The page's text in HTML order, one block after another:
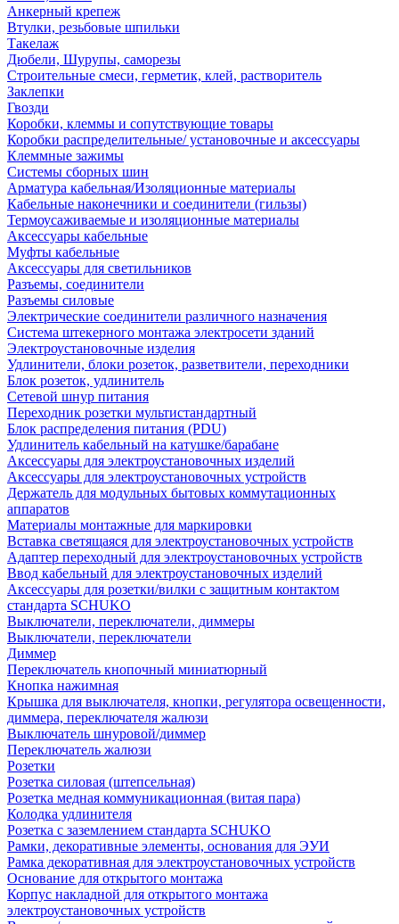
Анкерный крепеж
Втулки, резьбовые шпильки
Такелаж
Дюбели, Шурупы, саморезы
Строительные смеси, герметик, клей, растворитель
Заклепки
Гвозди
Коробки, клеммы и сопутствующие товары
Коробки распределительные/ установочные и аксессуары
Клеммные зажимы
Системы сборных шин
Арматура кабельная/Изоляционные материалы
Кабельные наконечники и соединители (гильзы)
Термоусаживаемые и изоляционные материалы
Аксессуары кабельные
Муфты кабельные
Аксессуары для светильников
Разъемы, соединители
Разъемы силовые
Электрические соединители различного назначения
Система штекерного монтажа электросети зданий
Электроустановочные изделия
Удлинители, блоки розеток, разветвители, переходники
Блок розеток, удлинитель
Сетевой шнур питания
Переходник розетки мультистандартный
Блок распределения питания (PDU)
Удлинитель кабельный на катушке/барабане
Аксессуары для электроустановочных изделий
Аксессуары для электроустановочных устройств
Держатель для модульных бытовых коммутационных
аппаратов
Материалы монтажные для маркировки
Вставка светящаяся для электроустановочных устройств
Адаптер переходный для электроустановочных устройств
Ввод кабельный для электроустановочных изделий
Аксессуары для розетки/вилки с защитным контактом
стандарта SCHUKO
Выключатели, переключатели, диммеры
Выключатели, переключатели
Диммер
Переключатель кнопочный миниатюрный
Кнопка нажимная
Крышка для выключателя, кнопки, регулятора освещенности,
диммера, переключателя жалюзи
Выключатель шнуровой/диммер
Переключатель жалюзи
Розетки
Розетка силовая (штепсельная)
Розетка медная коммуникационная (витая пара)
Колодка удлинителя
Розетка с заземлением стандарта SCHUKO
Рамки, декоративные элементы, основания для ЭУИ
Рамка декоративная для электроустановочных устройств
Основание для открытого монтажа
Корпус накладной для открытого монтажа
электроустановочных устройств